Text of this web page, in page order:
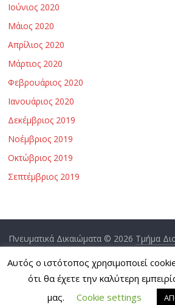
Ιούνιος 2020
Μάιος 2020
Απρίλιος 2020
Μάρτιος 2020
Φεβρουάριος 2020
Ιανουάριος 2020
Δεκέμβριος 2019
Νοέμβριος 2019
Οκτώβριος 2019
Σεπτέμβριος 2019
Πνευματικά Δικαιώματα © 2026 Τμήμα
Θέμα:ColorMagαπό ThemeGrill.
WordPress.
Αυτός ο ιστότοπος χρησιμοποιεί
ότι θα έχετε την καλύτερη
μας.
Cookie settings